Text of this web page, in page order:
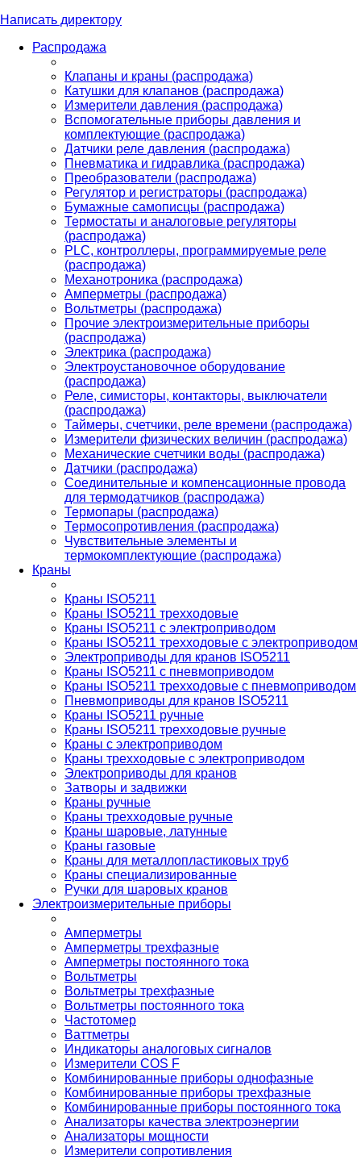
Написать директору
Распродажа
Клапаны и краны (распродажа)
Катушки для клапанов (распродажа)
Измерители давления (распродажа)
Вспомогательные приборы давления и
комплектующие (распродажа)
Датчики реле давления (распродажа)
Пневматика и гидравлика (распродажа)
Преобразователи (распродажа)
Регулятор и регистраторы (распродажа)
Бумажные самописцы (распродажа)
Термостаты и аналоговые регуляторы
(распродажа)
PLС, контроллеры, программируемые реле
(распродажа)
Механотроника (распродажа)
Амперметры (распродажа)
Вольтметры (распродажа)
Прочие электроизмерительные приборы
(распродажа)
Электрика (распродажа)
Электроустановочное оборудование
(распродажа)
Реле, симисторы, контакторы, выключатели
(распродажа)
Таймеры, счетчики, реле времени (распродажа)
Измерители физических величин (распродажа)
Механические счетчики воды (распродажа)
Датчики (распродажа)
Соединительные и компенсационные провода
для термодатчиков (распродажа)
Термопары (распродажа)
Термосопротивления (распродажа)
Чувствительные элементы и
термокомплектующие (распродажа)
Краны
Краны ISO5211
Краны ISO5211 трехходовые
Краны ISO5211 с электроприводом
Краны ISO5211 трехходовые с электроприводом
Электроприводы для кранов ISO5211
Краны ISO5211 с пневмоприводом
Краны ISO5211 трехходовые с пневмоприводом
Пневмоприводы для кранов ISO5211
Краны ISO5211 ручные
Краны ISO5211 трехходовые ручные
Краны с электроприводом
Краны трехходовые с электроприводом
Электроприводы для кранов
Затворы и задвижки
Краны ручные
Краны трехходовые ручные
Краны шаровые, латунные
Краны газовые
Краны для металлопластиковых труб
Краны специализированные
Ручки для шаровых кранов
Электроизмерительные приборы
Амперметры
Амперметры трехфазные
Амперметры постоянного тока
Вольтметры
Вольтметры трехфазные
Вольтметры постоянного тока
Частотомер
Ваттметры
Индикаторы аналоговых сигналов
Измерители COS F
Комбинированные приборы однофазные
Комбинированные приборы трехфазные
Комбинированные приборы постоянного тока
Анализаторы качества электроэнергии
Анализаторы мощности
Измерители сопротивления